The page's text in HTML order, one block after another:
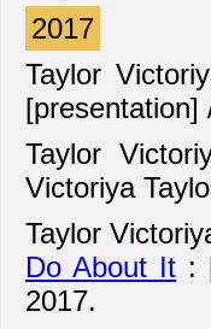
2017
Taylor
[presentation]
Taylor
Victoriya
Taylor
Do About It :
2017.